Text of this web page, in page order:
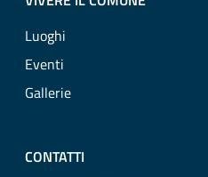
Luoghi
Eventi
Gallerie
CONTATTI